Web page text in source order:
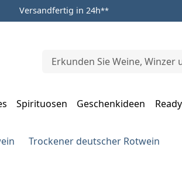
Versandfertig in 24h**
Spirituosen Geschenkideen
Trockener deutscher Rotwein